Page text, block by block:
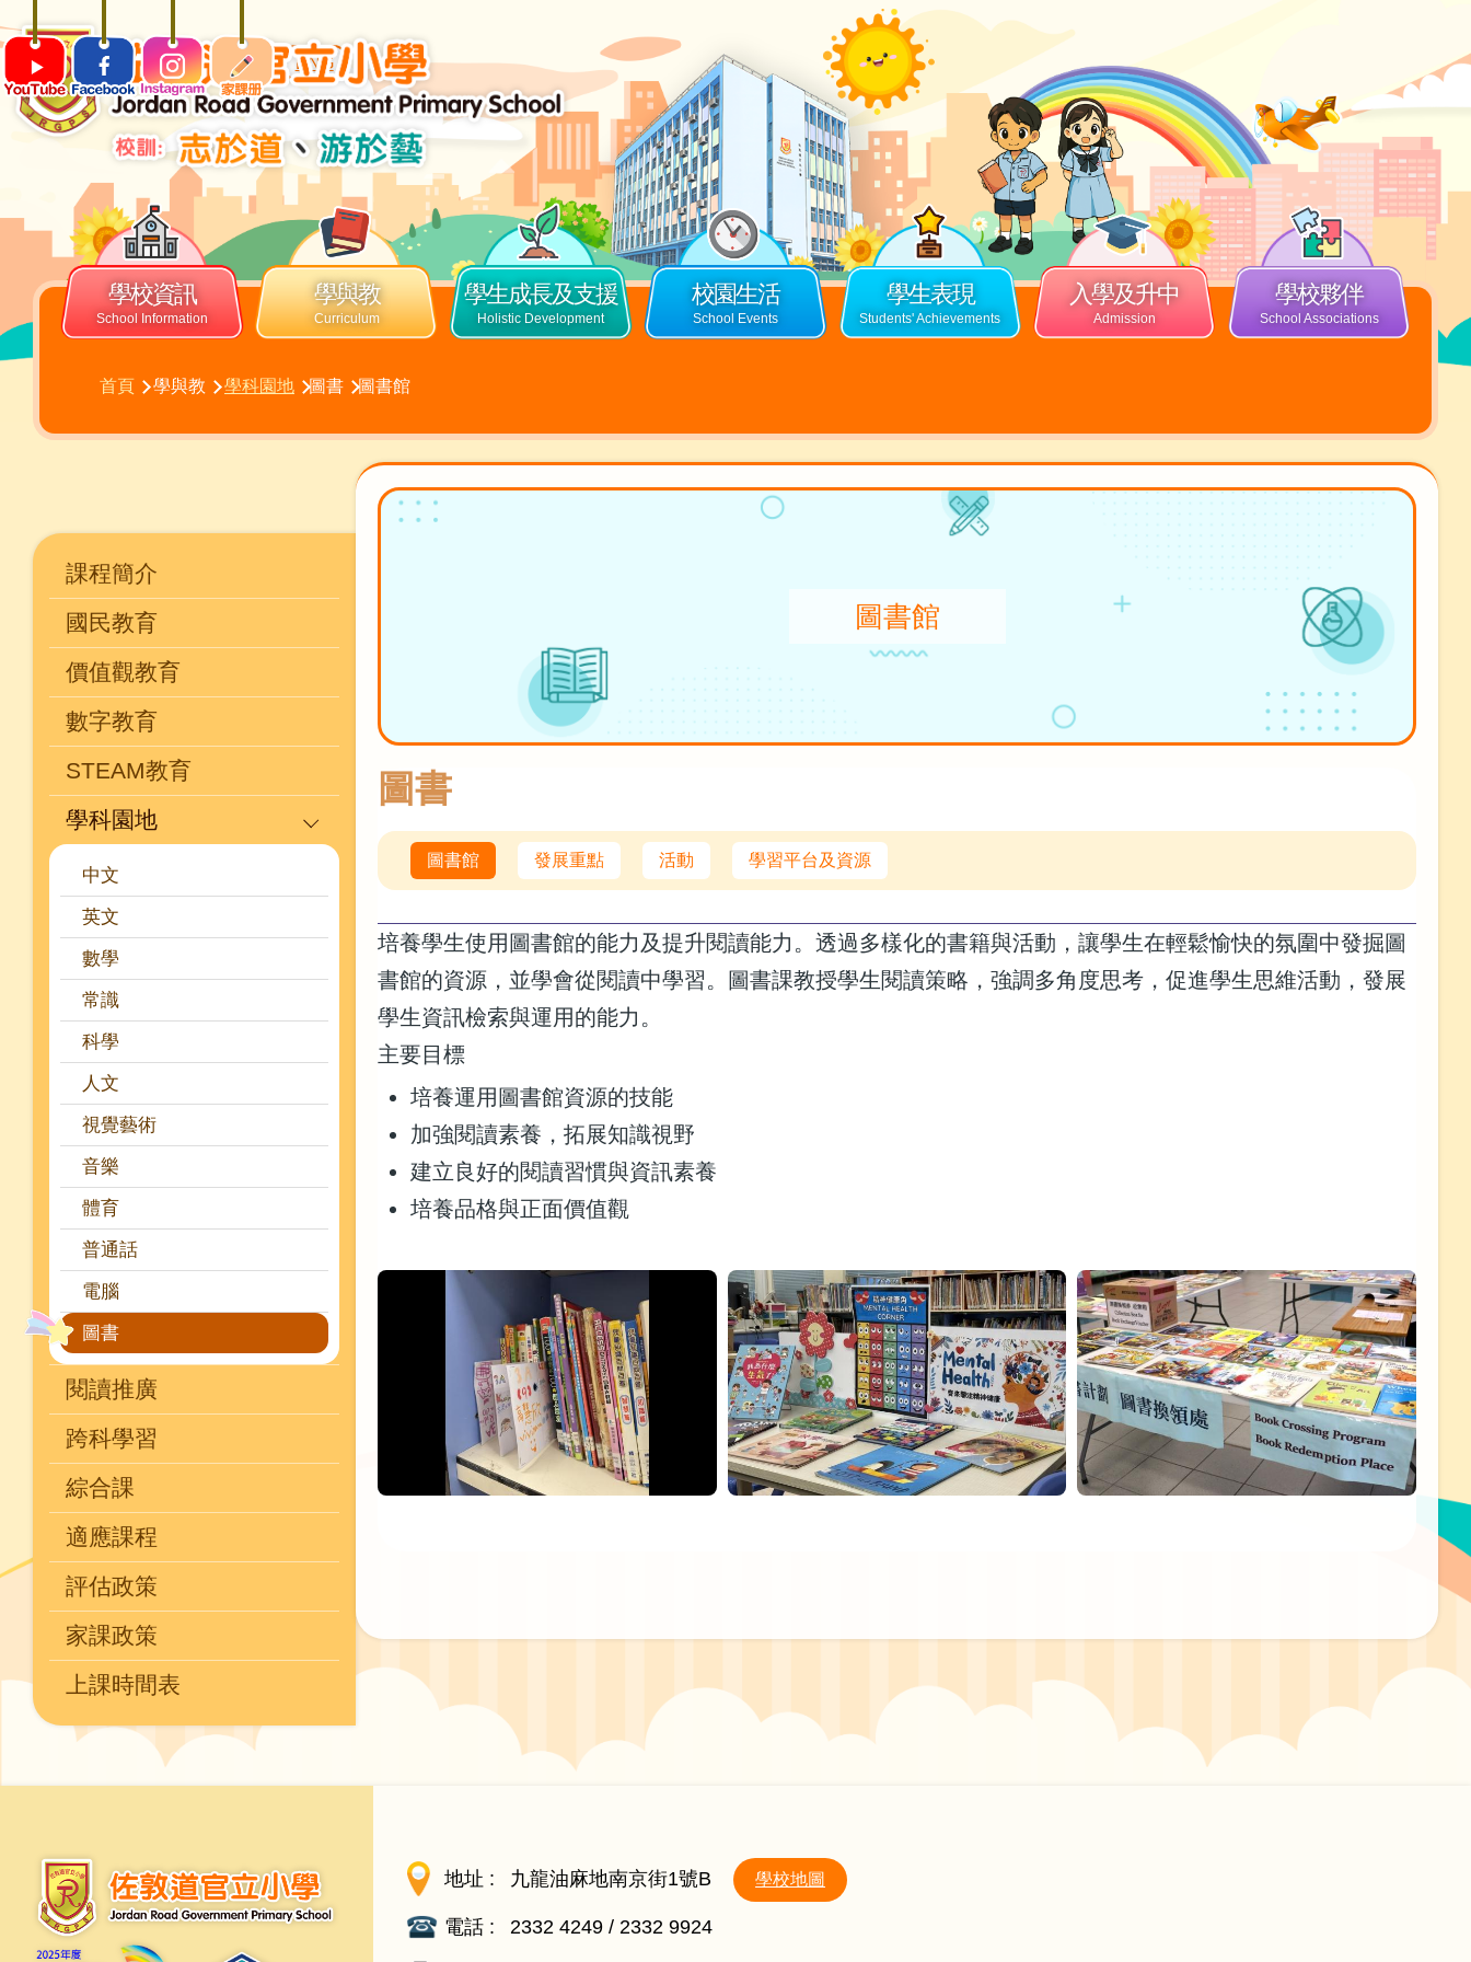
ENG
Main
navigation
學校資訊 學與教 學生成長及支援 校園生活 學生表現 入學及升中 學校夥伴
航
連
首頁 學與教 學科園地 圖書 圖書館
圖書館
圖書
圖書館 發展重點 活動 學習平台及資源
培養學生使用圖書館的能力及提升閱讀能力。透過多樣化的書籍與活動，讓學生在輕鬆愉快的氛圍中發掘圖
書館的資源，並學會從閱讀中學習。圖書課教授學生閱讀策略，強調多角度思考，促進學生思維活動，發展
學生資訊檢索與運用的能力。
主要目標
培養運用圖書館資源的技能
加強閱讀素養，拓展知識視野
建立良好的閱讀習慣與資訊素養
培養品格與正面價值觀
Main
navigation
(學
科)
課程簡介
國民教育
價值觀教育
數字教育
STEAM教育
學科園地
中文
英文
數學
常識
科學
人文
視覺藝術
音樂
體育
普通話
電腦
圖書
閱讀推廣
跨科學習
綜合課
適應課程
評估政策
家課政策
上課時間表
地址 : 九龍油麻地南京街1號B 學校地圖
電話 : 2332 4249 / 2332 9924